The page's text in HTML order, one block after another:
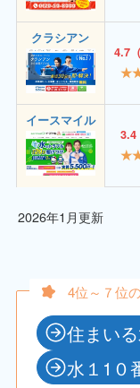
クラシアン
4.7
イースマイル
3.4
2026年1月更新
4位～７位の
住まい
水１1０